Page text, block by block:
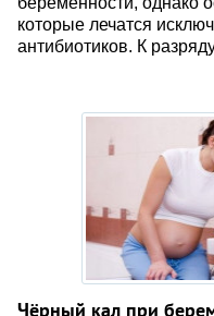
которые лечатся
антибиотиков. К
Чёрный кал при